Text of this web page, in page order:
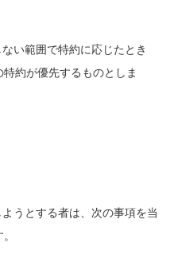
い範囲で特約に応じたとき
約が優先するものとしま
うとする者は、次の事項を当